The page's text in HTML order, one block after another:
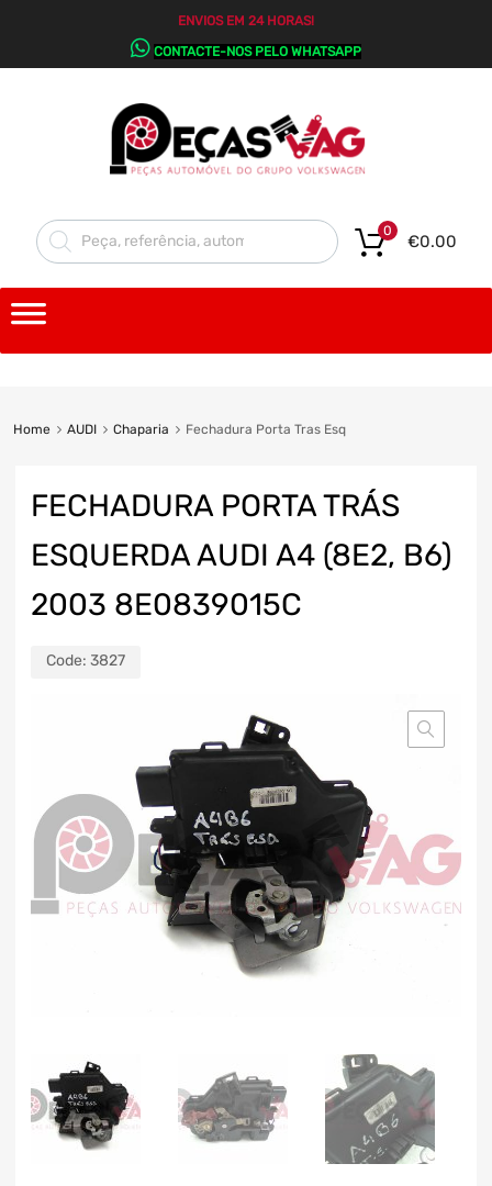
ENVIOS EM 24 HORAS!
CONTACTE-NOS PELO WHATSAPP
€0.00
0
Home AUDI Chaparia Fechadura Porta Tras Esq
FECHADURA PORTA TRÁS
ESQUERDA AUDI A4 (8E2, B6)
2003 8E0839015C
Code: 3827